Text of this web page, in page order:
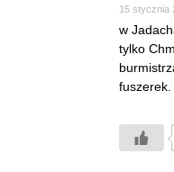
15 stycznia
w
tylko